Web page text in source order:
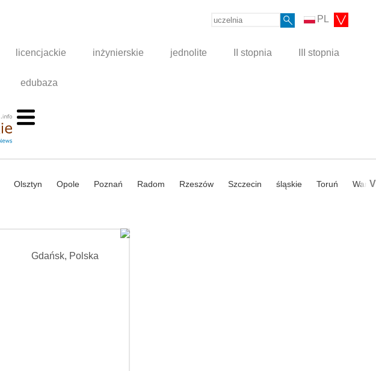
PL
licencjackie inżynierskie jednolite II stopnia III stopnia
edubaza
Olsztyn Opole Poznań Radom Rzeszów Szczecin śląskie Toruń V
Gdańsk, Polska